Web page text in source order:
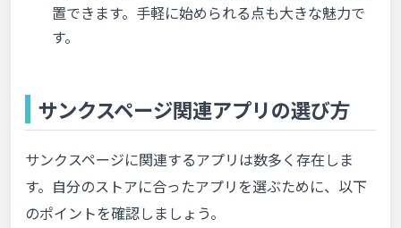
置できます。手軽に始められる点も大きな魅力で
す。
サンクスページ関連アプリの選び方
サンクスページに関連するアプリは数多く存在しま
す。自分のストアに合ったアプリを選ぶために、以下
のポイントを確認しましょう。